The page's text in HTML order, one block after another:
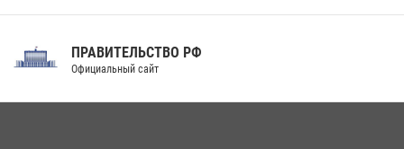
Праздник «Один день с Росгвардией» к 105-летию Центрального
ПРАВИТЕЛЬСТВО РФ
Официальный сайт